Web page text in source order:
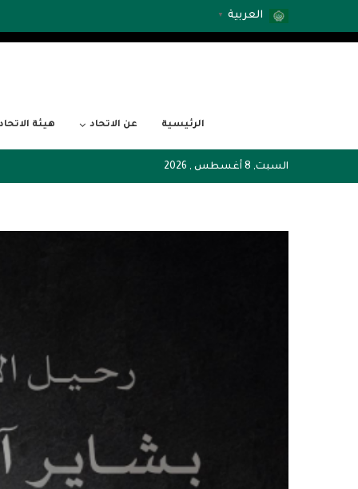
العربية ▼
الرئيسية عن الاتحاد هيئة
السبت, 8 أغسطس , 2026